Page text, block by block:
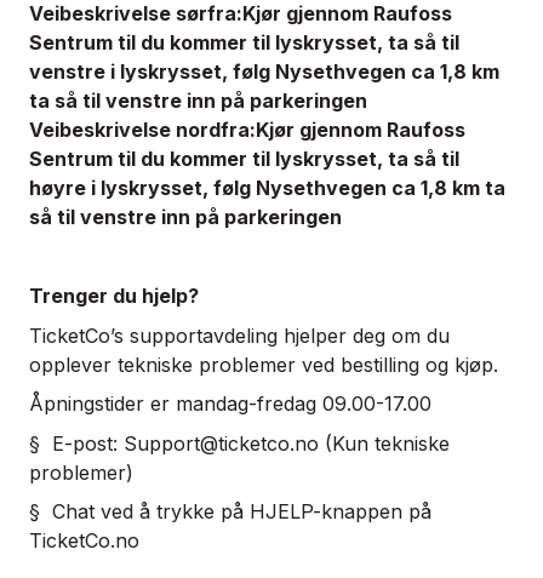
Veibeskrivelse sørfra:Kjør gjennom Raufoss
Sentrum til du kommer til lyskrysset, ta så til
venstre i lyskrysset, følg Nysethvegen ca 1,8 km
ta så til venstre inn på parkeringen
Veibeskrivelse nordfra:Kjør gjennom Raufoss
Sentrum til du kommer til lyskrysset, ta så til
høyre i lyskrysset, følg Nysethvegen ca 1,8 km ta
så til venstre inn på parkeringen
Trenger du hjelp?
TicketCo’s supportavdeling hjelper deg om du
opplever tekniske problemer ved bestilling og kjøp.
Åpningstider er mandag-fredag 09.00-17.00
§ E-post: Support@ticketco.no (Kun tekniske
problemer)
§ Chat ved å trykke på HJELP-knappen på
TicketCo.no